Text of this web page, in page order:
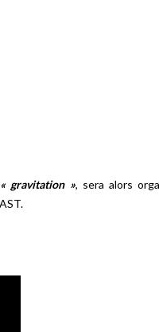
gravitation », sera alors